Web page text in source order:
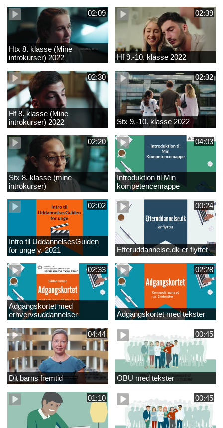
02:09
Htx 8. klasse (Mine
introkurser) 2022
02:39
Hf 9.-10. klasse 2022
02:30
Hf 8. klasse (Mine
introkurser) 2022
02:32
Stx 9.-10. klasse 2022
02:20
Stx 8. klasse (mine
introkurser)
04:03
Introduktion til Min
kompetencemappe
02:02
Intro til UddannelsesGuiden
for unge v. 2021
00:24
Efteruddannelse.dk er flyttet
02:33
Adgangskortet med
erhvervsuddannelser
02:28
Adgangskortet med tekster
04:44
Dit barns fremtid
00:45
OBU med tekster
01:10 00:45